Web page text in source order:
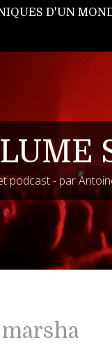
D'UN
podcast - par
marsha